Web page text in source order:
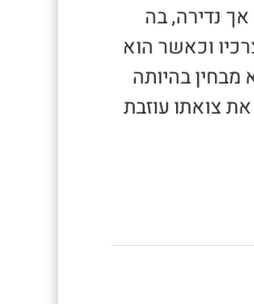
נדירה, בה
וכאשר הוא
בהיותה
צואתו עוזבת